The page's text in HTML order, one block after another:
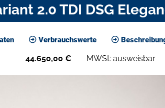
2.0 TDI DSG
Verbrauchswerte
44.650,00 € MWSt: ausweisbar